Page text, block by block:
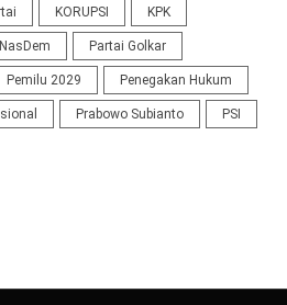
KORUPSI KPK
NasDem Partai Golkar
Pemilu 2029 Penegakan Hukum
Prabowo Subianto PSI